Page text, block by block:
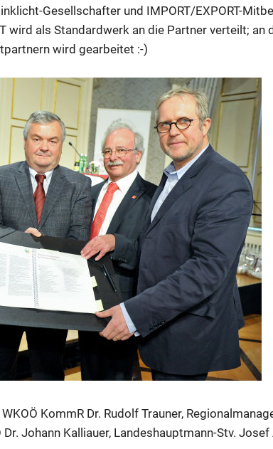
Gesellschafter und IMPORT/EXPORT-
wird als Standardwerk an die Partner verteilt; an
wird gearbeitet :-)
KommR Dr. Rudolf Trauner,
Johann Kalliauer, Landeshauptmann-Stv. Josef